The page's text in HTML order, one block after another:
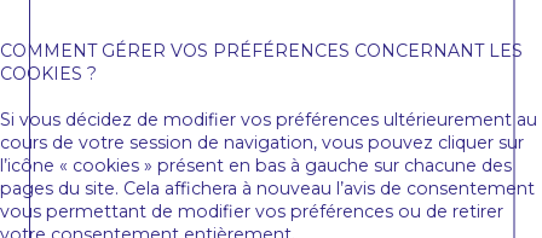
COMMENT GÉRER VOS PRÉFÉRENCES CONCERNANT LES
COOKIES ?
Si vous décidez de modifier vos préférences ultérieurement au
cours de votre session de navigation, vous pouvez cliquer sur
l’icône « cookies » présent en bas à gauche sur chacune des
pages du site. Cela affichera à nouveau l’avis de consentement
vous permettant de modifier vos préférences ou de retirer